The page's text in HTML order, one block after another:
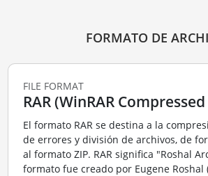
FORMATO DE
FILE FORMAT
RAR (WinRAR
El formato RAR se destina a la
de errores y división de archivos, de
al formato ZIP. RAR significa "Roshal
formato fue creado por Eugene